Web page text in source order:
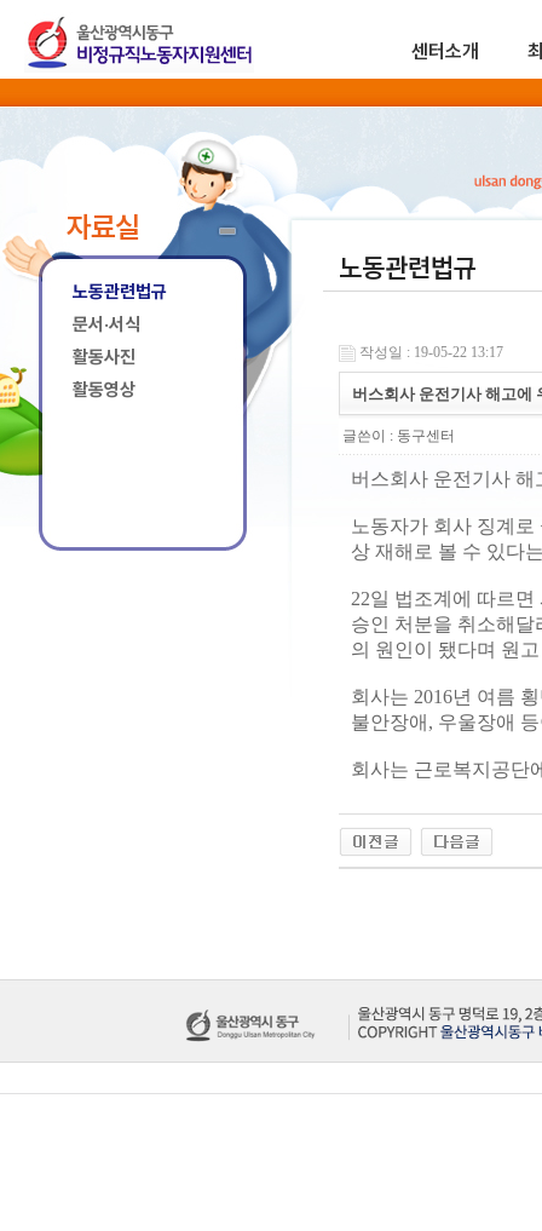
센터소개
자료실
노동관련법규
문서·서식
활동사진
활동영상
노동관련법규
작성일 : 19-05-22 13:17
버스회사 운전기사 해고에
글쓴이 : 동구센터
버스회사 운전기사
노동자가 회사 징계
상 재해로 볼 수 있다
22일 법조계에 따르
승인 처분을 취소해
의 원인이 됐다며 원
회사는 2016년 여름
불안장애, 우울장애
회사는 근로복지공단